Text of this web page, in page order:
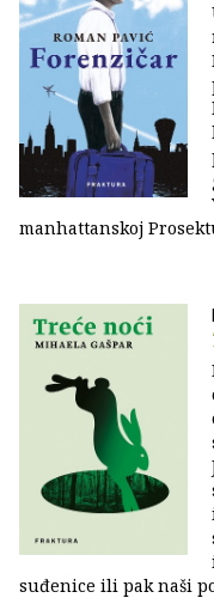
manhattanskoj
suđenice ili pak naši